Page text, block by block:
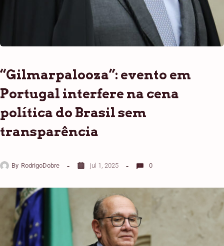
“Gilmarpalooza”: evento em
Portugal interfere na cena
política do Brasil sem
transparência
By RodrigoDobre jul 1, 2025 0